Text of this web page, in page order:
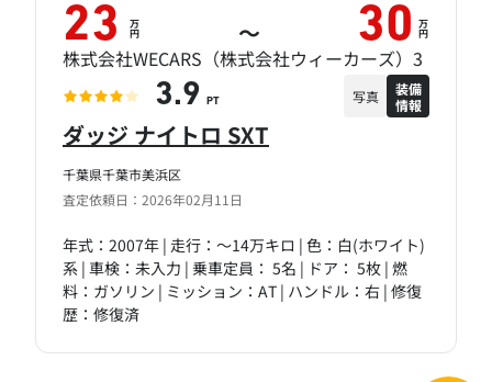
千葉県千葉市美浜区
査定依頼日：2026年02月11日
ダッジ ナイトロ SXT
年式：2007年 | 走行：～14万キロ | 色：白(ホワイト)
系 | 車検：未入力 | 乗車定員： 5名 | ドア： 5枚 | 燃
料：ガソリン | ミッション：AT | ハンドル：右 | 修復
歴：修復済
23 万
円 ～ 30 万
円
株式会社WECARS（株式会社ウィーカーズ）3
3.9 PT 写真
装備
情報